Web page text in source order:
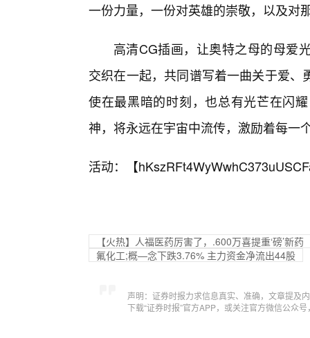
一份力量，一份对英雄的崇敬，以及对
高清CG插画，让奥特之母的母爱
交织在一起，共同谱写着一曲关于爱
使在最黑暗的时刻，也总有光芒在闪
神，将永远在宇宙中流传，激励着每一
活动：【
【火热】人福医药厉害了，.600万喜提重‘磅’新药
氟化工;概—念下跌3.76% 主力资金净流出44股
声明：证券时报力求信息真实、准确，文章提及
下载“证券时报”官方APP，或关注官方微信公众